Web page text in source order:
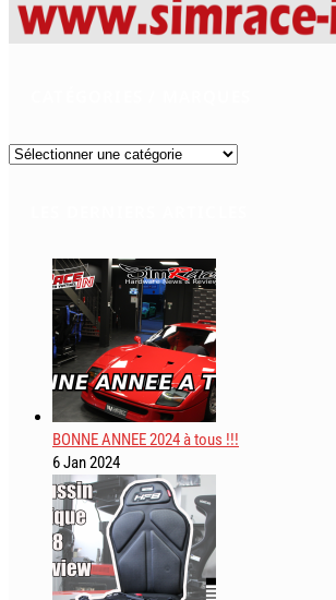
Catégories
BONNE ANNEE 2024 à tous !!!
6 Jan 2024